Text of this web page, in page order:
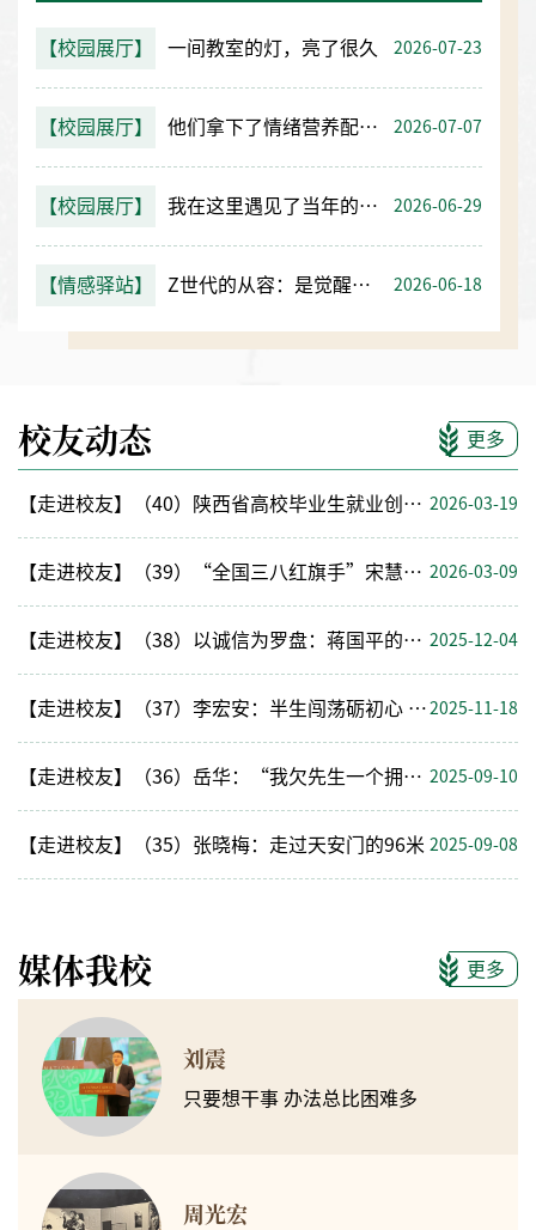
【校园展厅】 一间教室的灯，亮了很久 2026-07-23
【校园展厅】 他们拿下了情绪营养配餐大赛一等奖 2026-07-07
【校园展厅】 我在这里遇见了当年的经管人 2026-06-29
【情感驿站】 Z世代的从容：是觉醒还是认命？ 2026-06-18
校友动态 更多
【走进校友】（40）陕西省高校毕业生就业创业典型王炳科：向西而行，走在奶业振兴最前沿 2026-03-19
【走进校友】（39）“全国三八红旗手”宋慧：扎根田野绽芳华 种业创新助振兴 2026-03-09
【走进校友】（38）以诚信为罗盘：蒋国平的社会担当之路 2025-12-04
【走进校友】（37）李宏安：半生闯荡砺初心 廿载公益暖人心 2025-11-18
【走进校友】（36）岳华：“我欠先生一个拥抱！” 2025-09-10
【走进校友】（35）张晓梅：走过天安门的96米 2025-09-08
媒体我校 更多
刘震
只要想干事 办法总比困难多
周光宏